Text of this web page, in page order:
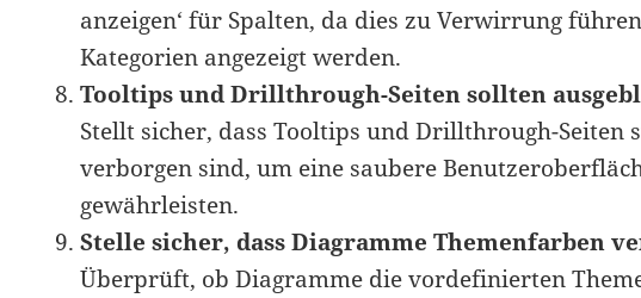
anzeigen‘ für Spalten, da dies zu Verwirrung
Kategorien angezeigt werden.
Tooltips und Drillthrough-Seiten sollten
Stellt sicher, dass Tooltips und Drillthrough-Seiten
verborgen sind, um eine saubere
gewährleisten.
Stelle sicher, dass Diagramme Themenfarben
Überprüft, ob Diagramme die vordefinierten